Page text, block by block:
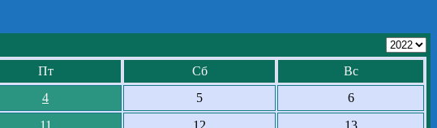
Пт Сб
Вс
4 5
6
11 12
13